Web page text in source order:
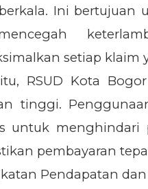
Ini bertujuan
setiap klaim
RSUD Kota
tinggi.
untuk menghindari
pembayaran
Pendapatan